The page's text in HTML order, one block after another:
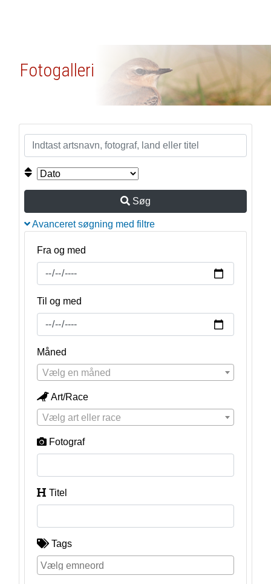
Fotogalleri
Søg
Avanceret søgning med filtre
Fra og med
Til og med
Måned
Vælg en måned
Art/Race
Vælg art eller race
Fotograf
Titel
Tags